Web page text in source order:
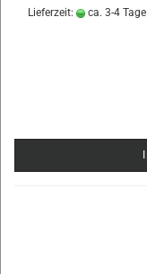
Lieferzeit: ca. 3-4 Tage